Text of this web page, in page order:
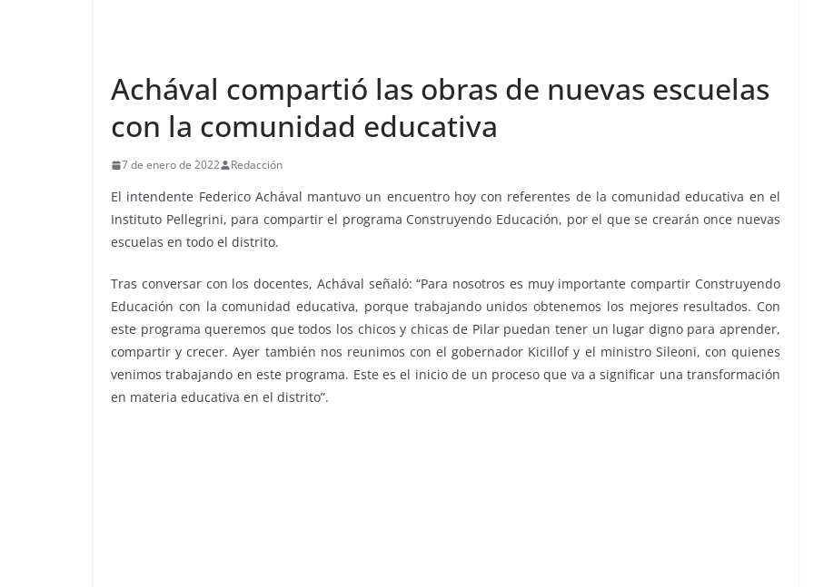
Achával compartió las obras de nuevas escuelas
con la comunidad educativa
7 de enero de 2022 Redacción
El intendente Federico Achával mantuvo un encuentro hoy con referentes de la comunidad educativa en el
Instituto Pellegrini, para compartir el programa Construyendo Educación, por el que se crearán once nuevas
escuelas en todo el distrito.
Tras conversar con los docentes, Achával señaló: “Para nosotros es muy importante compartir Construyendo
Educación con la comunidad educativa, porque trabajando unidos obtenemos los mejores resultados. Con
este programa queremos que todos los chicos y chicas de Pilar puedan tener un lugar digno para aprender,
compartir y crecer. Ayer también nos reunimos con el gobernador Kicillof y el ministro Sileoni, con quienes
venimos trabajando en este programa. Este es el inicio de un proceso que va a significar una transformación
en materia educativa en el distrito”.